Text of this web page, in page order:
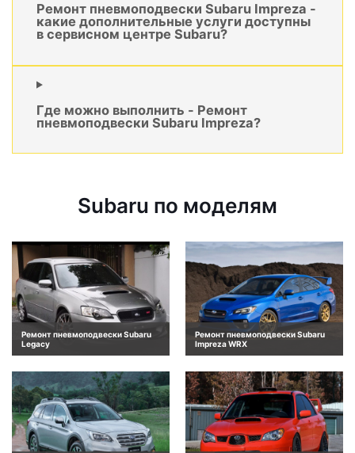
Ремонт пневмоподвески Subaru Impreza -
какие дополнительные услуги доступны
в сервисном центре Subaru?
Где можно выполнить - Ремонт
пневмоподвески Subaru Impreza?
Subaru по моделям
Ремонт пневмоподвески Subaru
Legacy
Ремонт пневмоподвески Subaru
Impreza WRX